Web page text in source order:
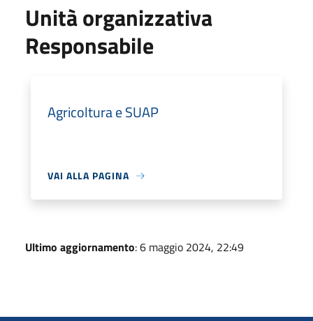
Unità organizzativa
Responsabile
Agricoltura e SUAP
VAI ALLA PAGINA
Ultimo aggiornamento: 6 maggio 2024, 22:49